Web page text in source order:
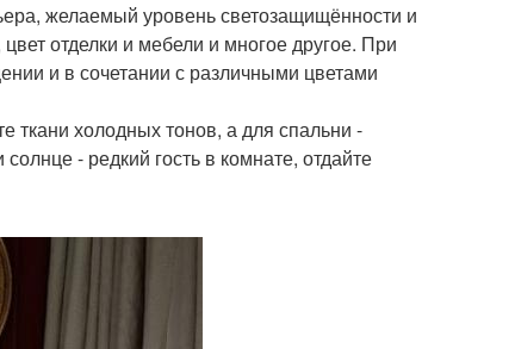
желаемый уровень светозащищённости и
отделки и мебели и многое другое. При
и в сочетании с различными цветами
ткани холодных тонов, а для спальни -
- редкий гость в комнате, отдайте